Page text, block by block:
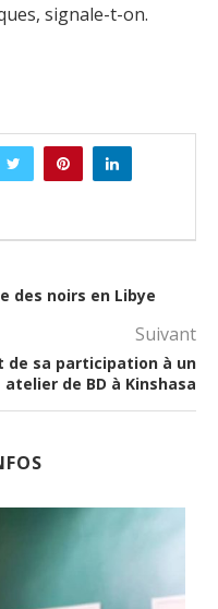
signale-t-on.
des noirs en Libye
Suivant
de sa participation à un
atelier de BD à Kinshasa